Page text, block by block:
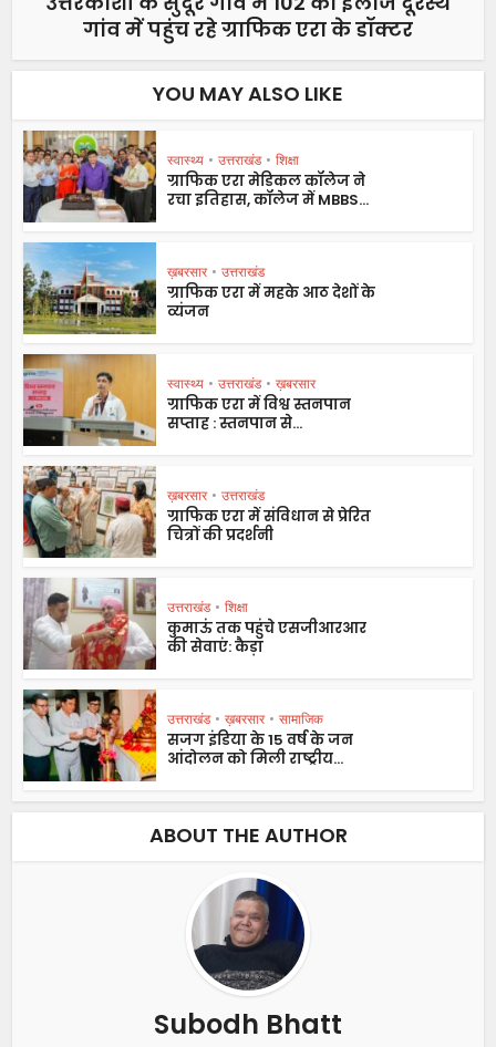
गांव में पहुंच रहे ग्राफिक एरा के डॉक्टर
YOU MAY ALSO LIKE
स्वास्थ्य • उत्तराखंड • शिक्षा
ग्राफिक एरा मेडिकल कॉलेज ने
रचा इतिहास, कॉलेज में MBBS...
ख़बरसार • उत्तराखंड
ग्राफिक एरा में महके आठ देशों के
व्यंजन
स्वास्थ्य • उत्तराखंड • ख़बरसार
ग्राफिक एरा में विश्व स्तनपान
सप्ताह : स्तनपान से...
ख़बरसार • उत्तराखंड
ग्राफिक एरा में संविधान से प्रेरित
चित्रों की प्रदर्शनी
उत्तराखंड • शिक्षा
कुमाऊं तक पहुंचे एसजीआरआर
की सेवाएं: कैड़ा
उत्तराखंड • ख़बरसार • सामाजिक
सजग इंडिया के 15 वर्ष के जन
आंदोलन को मिली राष्ट्रीय...
ABOUT THE AUTHOR
Subodh Bhatt